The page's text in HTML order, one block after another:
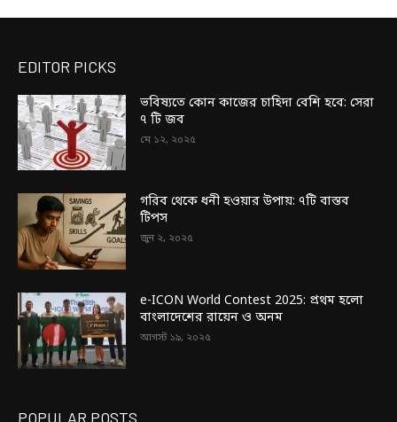
EDITOR PICKS
ভবিষ্যতে কোন কাজের চাহিদা বেশি হবে: সেরা
৭ টি জব
মে ১২, ২০২৫
গরিব থেকে ধনী হওয়ার উপায়: ৭টি বাস্তব
টিপস
জুন ২, ২০২৫
e-ICON World Contest 2025: প্রথম হলো
বাংলাদেশের রায়েন ও অনম
আগস্ট ১৯, ২০২৫
POPULAR POSTS